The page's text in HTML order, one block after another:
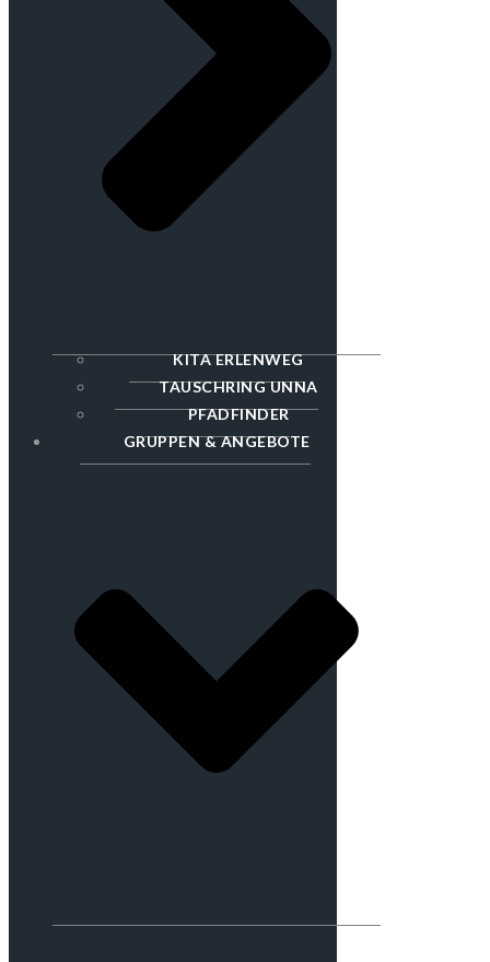
KITA ERLENWEG
TAUSCHRING UNNA
PFADFINDER
GRUPPEN & ANGEBOTE